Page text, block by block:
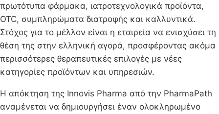
πρωτότυπα φάρμακα, ιατροτεχνολογικά προϊόντα,
OTC, συμπληρώματα διατροφής και καλλυντικά.
Στόχος για το μέλλον είναι η εταιρεία να ενισχύσει τη
θέση της στην ελληνική αγορά, προσφέροντας ακόμα
περισσότερες θεραπευτικές επιλογές με νέες
κατηγορίες προϊόντων και υπηρεσιών.
Η απόκτηση της Innovis Pharma από την PharmaPath
αναμένεται να δημιουργήσει έναν ολοκληρωμένο